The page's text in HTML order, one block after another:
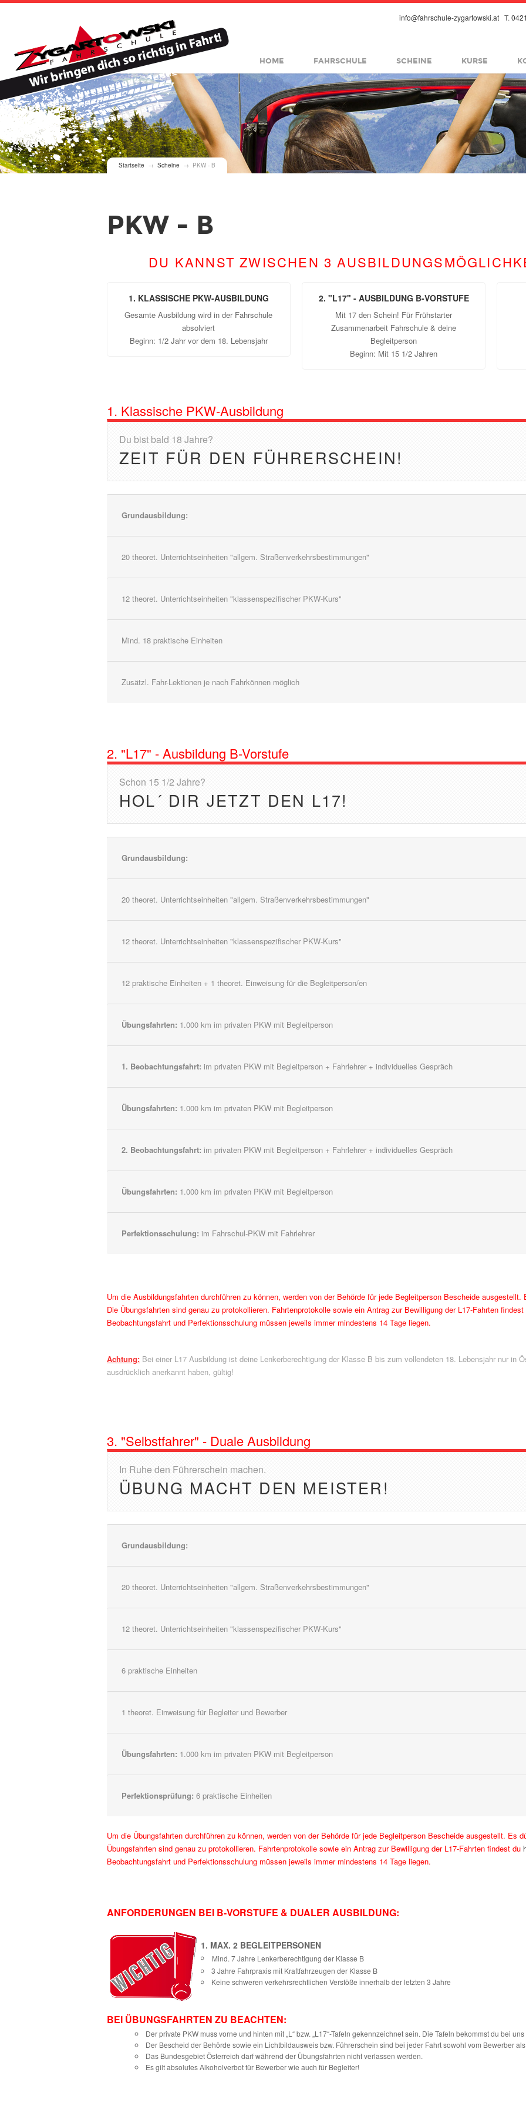
info@fahrschule-zygartowski.at T.
HOME FAHRSCHULE SCHEINE KURSE
Sie sind
Startseite → Scheine → PKW - B
PKW - B
DU KANNST ZWISCHEN 3
1. KLASSISCHE PKW-AUSBILDUNG
Gesamte Ausbildung wird in der Fahrschule
absolviert
Beginn: 1/2 Jahr vor dem 18. Lebensjahr
2. "L17" - AUSBILDUNG B-VORSTUFE
Mit 17 den Schein! Für Frühstarter
Zusammenarbeit Fahrschule & deine
Begleitperson
Beginn: Mit 15 1/2 Jahren
1. Klassische PKW-Ausbildung
Du bist bald 18 Jahre?
ZEIT FÜR DEN FÜHRERSCHEIN!
Grundausbildung:
20 theoret. Unterrichtseinheiten "allgem. Straßenverkehrsbestimmungen"
12 theoret. Unterrichtseinheiten "klassenspezifischer PKW-Kurs"
Mind. 18 praktische Einheiten
Zusätzl. Fahr-Lektionen je nach Fahrkönnen möglich
2. "L17" - Ausbildung B-Vorstufe
Schon 15 1/2 Jahre?
HOL´ DIR JETZT DEN L17!
Grundausbildung:
20 theoret. Unterrichtseinheiten "allgem. Straßenverkehrsbestimmungen"
12 theoret. Unterrichtseinheiten "klassenspezifischer PKW-Kurs"
12 praktische Einheiten + 1 theoret. Einweisung für die Begleitperson/en
Übungsfahrten: 1.000 km im privaten PKW mit Begleitperson
1. Beobachtungsfahrt: im privaten PKW mit Begleitperson + Fahrlehrer + individuelles Gespräch
Übungsfahrten: 1.000 km im privaten PKW mit Begleitperson
2. Beobachtungsfahrt: im privaten PKW mit Begleitperson + Fahrlehrer + individuelles Gespräch
Übungsfahrten: 1.000 km im privaten PKW mit Begleitperson
Perfektionsschulung: im Fahrschul-PKW mit Fahrlehrer
Um die Ausbildungsfahrten durchführen zu können, werden von der Behörde für jede Begleitperson Bescheide
Die Übungsfahrten sind genau zu protokollieren. Fahrtenprotokolle sowie ein Antrag zur Bewilligung der L17-Fahrten findest
Beobachtungsfahrt und Perfektionsschulung müssen jeweils immer mindestens 14 Tage liegen.
Achtung: Bei einer L17 Ausbildung ist deine Lenkerberechtigung der Klasse B bis zum vollendeten 18. Lebensjahr nur in
ausdrücklich anerkannt haben, gültig!
3. "Selbstfahrer" - Duale Ausbildung
In Ruhe den Führerschein machen.
ÜBUNG MACHT DEN MEISTER!
Grundausbildung:
20 theoret. Unterrichtseinheiten "allgem. Straßenverkehrsbestimmungen"
12 theoret. Unterrichtseinheiten "klassenspezifischer PKW-Kurs"
6 praktische Einheiten
1 theoret. Einweisung für Begleiter und Bewerber
Übungsfahrten: 1.000 km im privaten PKW mit Begleitperson
Perfektionsprüfung: 6 praktische Einheiten
Um die Übungsfahrten durchführen zu können, werden von der Behörde für jede Begleitperson Bescheide ausgestellt. Es
Übungsfahrten sind genau zu protokollieren. Fahrtenprotokolle sowie ein Antrag zur Bewilligung der L17-Fahrten findest du
Beobachtungsfahrt und Perfektionsschulung müssen jeweils immer mindestens 14 Tage liegen.
ANFORDERUNGEN BEI B-VORSTUFE & DUALER AUSBILDUNG:
BUTTON-WICHTIG.jpg
1. MAX. 2 BEGLEITPERSONEN
Mind. 7 Jahre Lenkerberechtigung der Klasse B
3 Jahre Fahrpraxis mit Kraftfahrzeugen der Klasse B
Keine schweren verkehrsrechtlichen Verstöße innerhalb der letzten 3 Jahre
BEI ÜBUNGSFAHRTEN ZU BEACHTEN:
Der private PKW muss vorne und hinten mit „L“ bzw. „L17“-Tafeln gekennzeichnet sein. Die Tafeln bekommst du bei
Der Bescheid der Behörde sowie ein Lichtbildausweis bzw. Führerschein sind bei jeder Fahrt sowohl vom Bewerber
Das Bundesgebiet Österreich darf während der Übungsfahrten nicht verlassen werden.
Es gilt absolutes Alkoholverbot für Bewerber wie auch für Begleiter!